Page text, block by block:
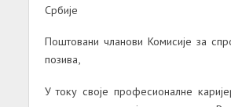
Србије
Поштовани чланови Комисије за
позива,
У току своје професионалне